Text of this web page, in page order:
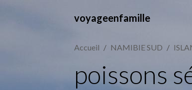
voyageenfamille
Accueil NAMIBIE SUD
poissons